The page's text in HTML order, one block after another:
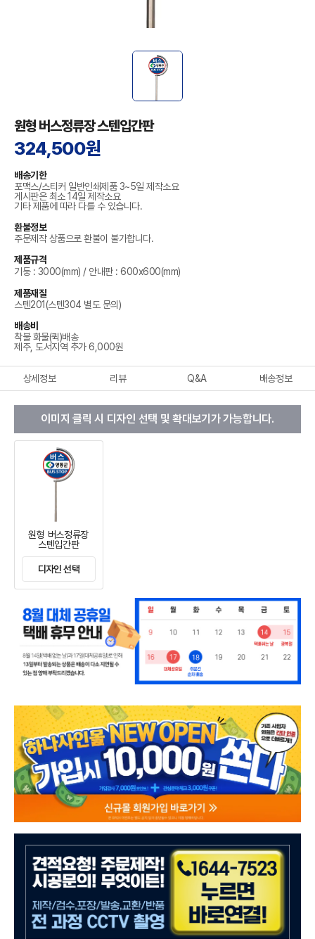
원형 버스정류장 스텐입간판
324,500원
배송기한
포맥스/스티커 일반인쇄제품 3~5일 제작소요
게시판은 최소 14일 제작소요
기타 제품에 따라 다를 수 있습니다.
환불정보
주문제작 상품으로 환불이 불가합니다.
제품규격
기둥 : 3000(mm) / 안내판 : 600x600(mm)
제품재질
스텐201(스텐304 별도 문의)
배송비
착불 화물(퀵)배송
제주, 도서지역 추가 6,000원
상세정보 리뷰 Q&A 배송정보
이미지 클릭 시 디자인 선택 및 확대보기가 가능합니다.
원형 버스정류장
스텐입간판
디자인 선택